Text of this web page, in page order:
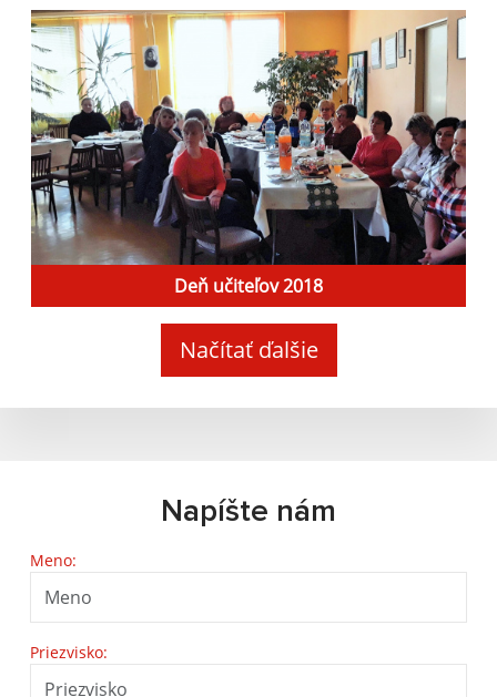
Deň učiteľov 2018
Načítať ďalšie
Napíšte nám
Meno:
Priezvisko: